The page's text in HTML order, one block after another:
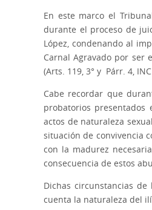
En este marco el
durante el proceso de
López, condenando al
Carnal Agravado por ser
(Arts. 119, 3° y Párr. 4, INC.
Cabe recordar que
probatorios
actos de naturaleza
situación de convivencia
con la madurez
consecuencia de estos
Dichas circunstancias
cuenta la naturaleza del